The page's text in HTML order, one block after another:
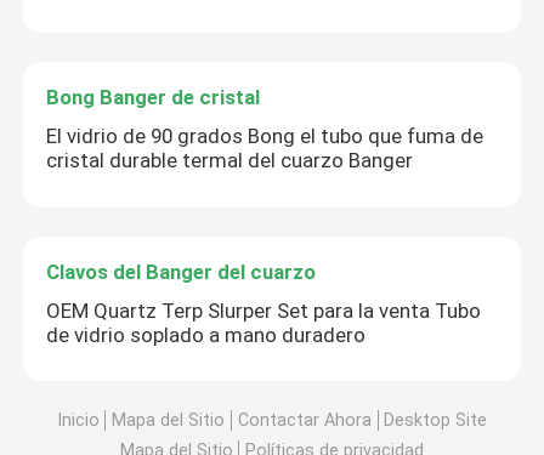
Bong Banger de cristal
El vidrio de 90 grados Bong el tubo que fuma de
cristal durable termal del cuarzo Banger
Clavos del Banger del cuarzo
OEM Quartz Terp Slurper Set para la venta Tubo
de vidrio soplado a mano duradero
Inicio Mapa del Sitio Contactar Ahora
Desktop Site
Mapa del Sitio
Políticas de privacidad